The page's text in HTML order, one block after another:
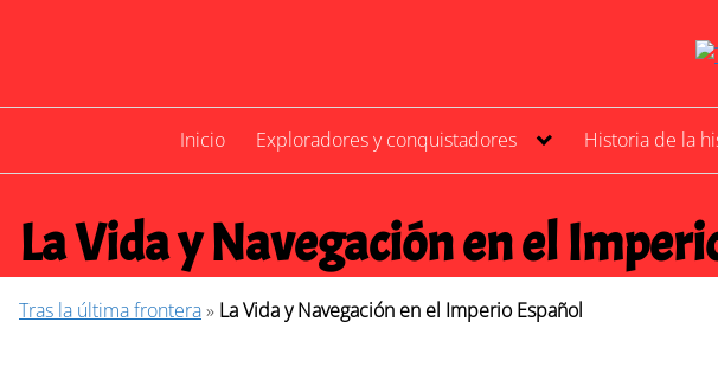
Inicio Exploradores y conquistadores Historia de la
La Vida y Navegación en el
Tras la última frontera» La Vida y Navegación en el Imperio Español